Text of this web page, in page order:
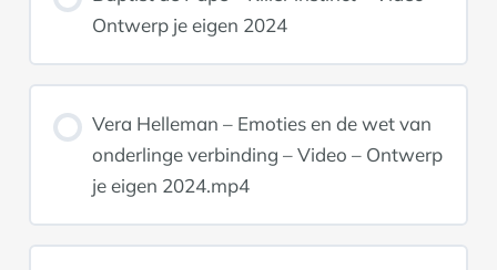
Ontwerp je eigen 2024
Vera Helleman – Emoties en de wet van
onderlinge verbinding – Video – Ontwerp
je eigen 2024.mp4